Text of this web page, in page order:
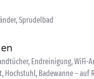
Sprudelbad
Endreinigung, WiFi-
Hochstuhl, Badewanne – auf